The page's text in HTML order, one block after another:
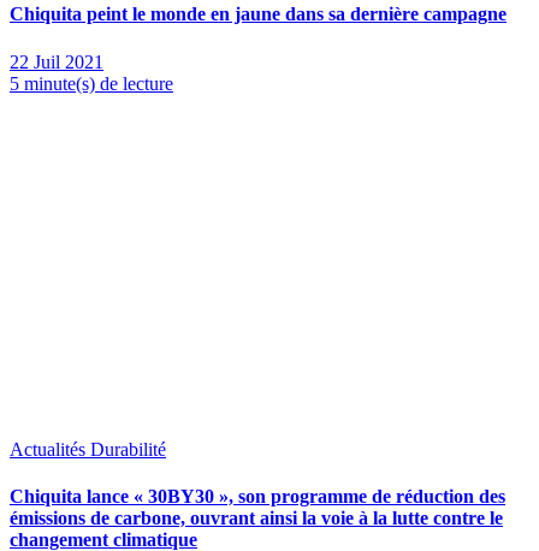
Chiquita peint le monde en jaune dans sa dernière campagne
22 Juil 2021
5 minute(s) de lecture
Actualités Durabilité
Chiquita lance « 30BY30 », son programme de réduction des
émissions de carbone, ouvrant ainsi la voie à la lutte contre le
changement climatique